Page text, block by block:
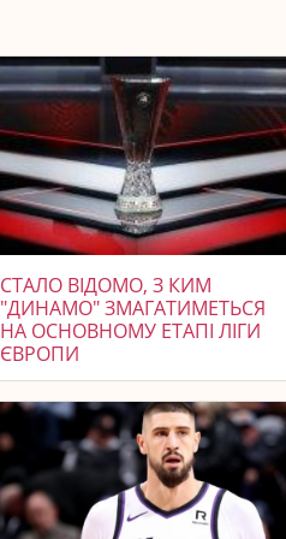
СТАЛО ВІДОМО, З КИМ
"ДИНАМО" ЗМАГАТИМЕТЬСЯ
НА ОСНОВНОМУ ЕТАПІ ЛІГИ
ЄВРОПИ